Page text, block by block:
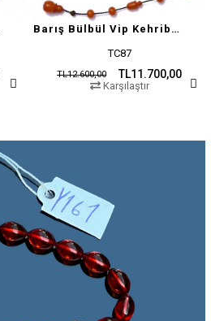
Barış Bülbül Vip Kehribar Tesbih
TC87
TL11.700,00
TL12.600,00
Karşılaştır